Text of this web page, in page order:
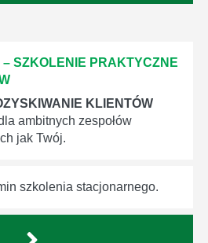
SZKOLENIE PRAKTYCZNE
KLIENTÓW
ambitnych zespołów
jak Twój.
szkolenia stacjonarnego.